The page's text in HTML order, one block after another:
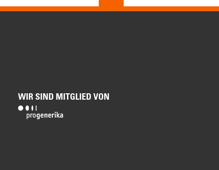
WIR SIND MITGLIED VON